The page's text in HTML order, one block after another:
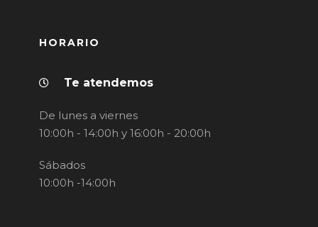
HORARIO
Te atendemos
De lunes a viernes
10:00h - 14:00h y 16:00h - 20:00h
Sábados
10:00h -14:00h